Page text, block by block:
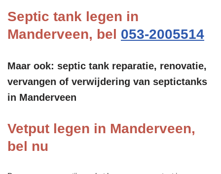
Septic tank legen in
Manderveen, bel 053-2005514
Maar ook: septic tank reparatie, renovatie,
vervangen of verwijdering van septictanks
in Manderveen
Vetput legen in Manderveen,
bel nu